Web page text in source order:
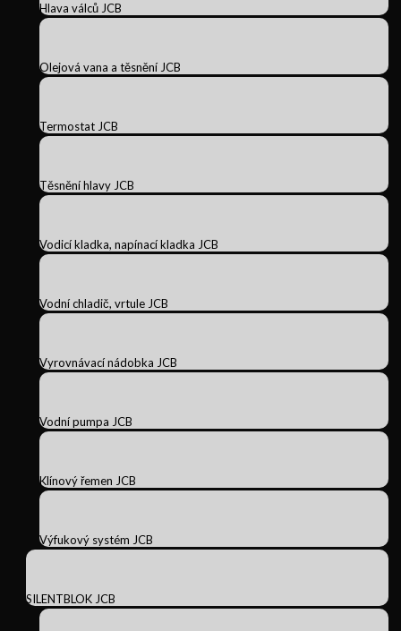
Hlava válců JCB
Olejová vana a těsnění JCB
Termostat JCB
Těsnění hlavy JCB
Vodicí kladka, napínací kladka JCB
Vodní chladič, vrtule JCB
Vyrovnávací nádobka JCB
Vodní pumpa JCB
Klínový řemen JCB
Výfukový systém JCB
SILENTBLOK JCB